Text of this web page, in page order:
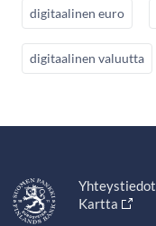
digitaalinen euro
digitaalinen valuutta
Yhteystiedot
Kartta